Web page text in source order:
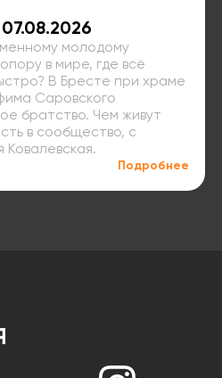
молодому
в мире, где всё
В Бресте при храме
Саровского
братство. Чем живут
в сообщество, с
Подробнее